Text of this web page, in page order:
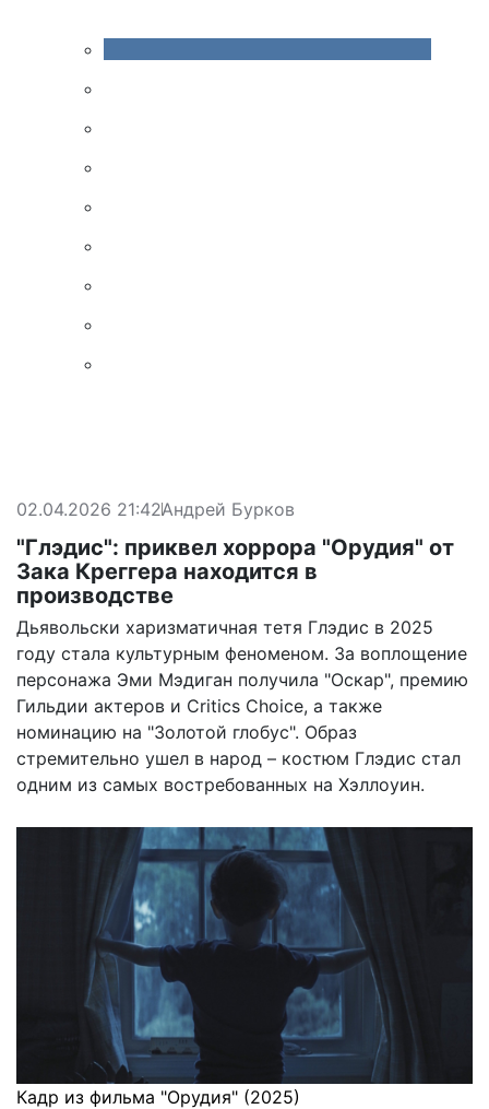
02.04.2026 21:42Андрей Бурков
"Глэдис": приквел хоррора "Орудия" от
Зака Креггера находится в
производстве
Дьявольски харизматичная тетя Глэдис в 2025
году стала культурным феноменом. За воплощение
персонажа Эми Мэдиган получила "Оскар", премию
Гильдии актеров и Critics Choice, а также
номинацию на "Золотой глобус". Образ
стремительно ушел в народ – костюм Глэдис стал
одним из самых востребованных на Хэллоуин.
Кадр из фильма "Орудия" (2025)